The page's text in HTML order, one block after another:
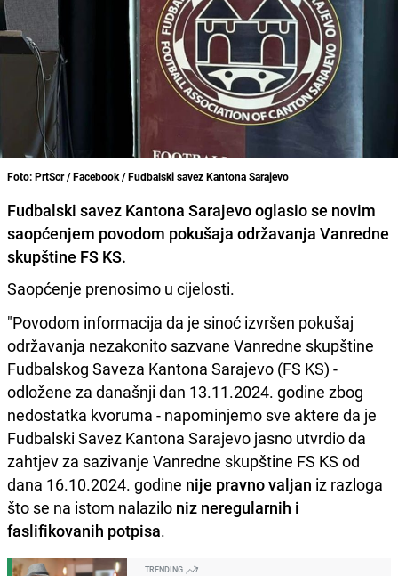
Foto: PrtScr / Facebook / Fudbalski savez Kantona Sarajevo
Fudbalski savez Kantona Sarajevo oglasio se novim
saopćenjem povodom pokušaja održavanja Vanredne
skupštine FS KS.
Saopćenje prenosimo u cijelosti.
"Povodom informacija da je sinoć izvršen pokušaj
održavanja nezakonito sazvane Vanredne skupštine
Fudbalskog Saveza Kantona Sarajevo (FS KS) -
odložene za današnji dan 13.11.2024. godine zbog
nedostatka kvoruma - napominjemo sve aktere da je
Fudbalski Savez Kantona Sarajevo jasno utvrdio da
zahtjev za sazivanje Vanredne skupštine FS KS od
dana 16.10.2024. godine nije pravno valjan iz razloga
što se na istom nalazilo niz neregularnih i
faslifikovanih potpisa.
TRENDING